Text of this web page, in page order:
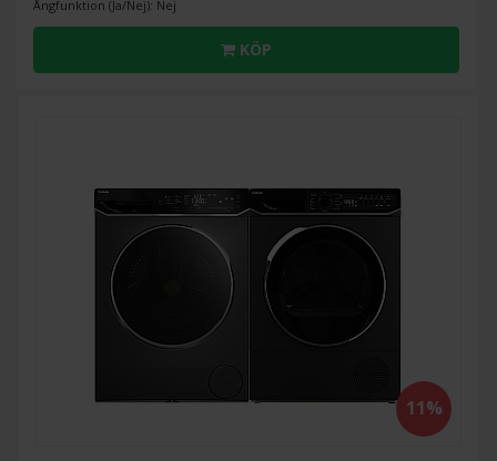
Ångfunktion (Ja/Nej): Nej
KÖP
11%